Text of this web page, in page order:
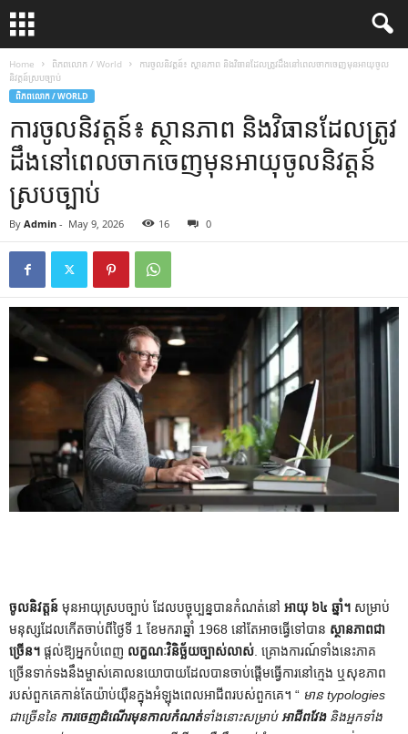
Home ពិភពលោក / World
ការចូលនិវត្តន៍៖ ស្ថានភាព និងវិធានដែលត្រូវដឹងនៅពេលចាកចេញមុនអាយុចូល
និវត្តន៍ស្របច្បាប់
ពិភពលោក / WORLD
ការចូលនិវត្តន៍៖ ស្ថានភាព និងវិធានដែលត្រូវ
ដឹងនៅពេលចាកចេញមុនអាយុចូលនិវត្តន៍
ស្របច្បាប់
By Admin - May 9, 2026 16 0
ចូលនិវត្តន៍ មុនអាយុស្របច្បាប់ ដែលបច្ចុប្បន្នបានកំណត់នៅ អាយុ ៦៤ ឆ្នាំ។ សម្រាប់
មនុស្សដែលកើតចាប់ពីថ្ងៃទី 1 ខែមករាឆ្នាំ 1968 នៅតែអាចធ្វើទៅបាន ស្ថានភាពជា
ច្រើន។ ផ្តល់ឱ្យអ្នកបំពេញ លក្ខណៈវិនិច្ឆ័យច្បាស់លាស់ . គ្រោងការណ៍ទាំងនេះភាគ
ច្រើនទាក់ទងនឹងម្ចាស់គោលនយោបាយដែលបានចាប់ផ្តើមធ្វើការនៅក្មេង ឬសុខភាព
របស់ពួកគេកាន់តែយ៉ាប់យ៉ឺនក្នុងអំឡុងពេលអាជីពរបស់ពួកគេ។ “ មាន typologies
ជាច្រើននៃ ការចេញដំណើរមុនកាលកំណត់ទាំងនោះសម្រាប់ អាជីពវែងនិងអ្នកទាំង